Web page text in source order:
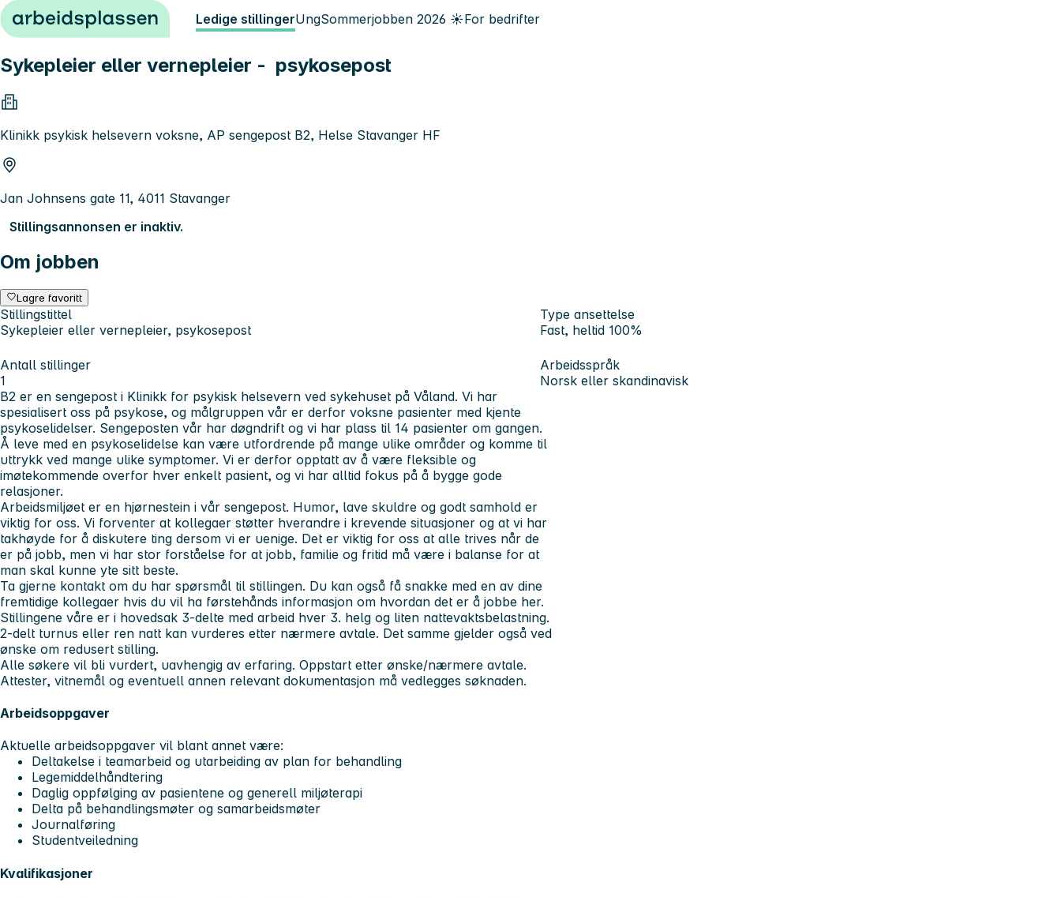
Hopp til innhold Ledige stillingerUngSommerjobben 2026 ☀️For bedrifter
Sykepleier eller vernepleier - psykosepost
Klinikk psykisk helsevern voksne, AP sengepost B2, Helse Stavanger HF
Jan Johnsens gate 11, 4011 Stavanger
Stillingsannonsen er inaktiv.
Om jobben
Lagre favoritt
Stillingstittel
Sykepleier eller vernepleier, psykosepost
Type ansettelse
Fast, heltid 100%
Antall stillinger
1
Arbeidsspråk
Norsk eller skandinavisk
B2 er en sengepost i Klinikk for psykisk helsevern ved sykehuset på Våland. Vi har
spesialisert oss på psykose, og målgruppen vår er derfor voksne pasienter med kjente
psykoselidelser. Sengeposten vår har døgndrift og vi har plass til 14 pasienter om gangen.
Å leve med en psykoselidelse kan være utfordrende på mange ulike områder og komme til
uttrykk ved mange ulike symptomer. Vi er derfor opptatt av å være fleksible og
imøtekommende overfor hver enkelt pasient, og vi har alltid fokus på å bygge gode
relasjoner.
Arbeidsmiljøet er en hjørnestein i vår sengepost. Humor, lave skuldre og godt samhold er
viktig for oss. Vi forventer at kollegaer støtter hverandre i krevende situasjoner og at vi har
takhøyde for å diskutere ting dersom vi er uenige. Det er viktig for oss at alle trives når de
er på jobb, men vi har stor forståelse for at jobb, familie og fritid må være i balanse for at
man skal kunne yte sitt beste.
Ta gjerne kontakt om du har spørsmål til stillingen. Du kan også få snakke med en av dine
fremtidige kollegaer hvis du vil ha førstehånds informasjon om hvordan det er å jobbe her.
Stillingene våre er i hovedsak 3-delte med arbeid hver 3. helg og liten nattevaktsbelastning.
2-delt turnus eller ren natt kan vurderes etter nærmere avtale. Det samme gjelder også ved
ønske om redusert stilling.
Alle søkere vil bli vurdert, uavhengig av erfaring. Oppstart etter ønske/nærmere avtale.
Attester, vitnemål og eventuell annen relevant dokumentasjon må vedlegges søknaden.
Arbeidsoppgaver
Aktuelle arbeidsoppgaver vil blant annet være:
Deltakelse i teamarbeid og utarbeiding av plan for behandling
Legemiddelhåndtering
Daglig oppfølging av pasientene og generell miljøterapi
Delta på behandlingsmøter og samarbeidsmøter
Journalføring
Studentveiledning
Kvalifikasjoner